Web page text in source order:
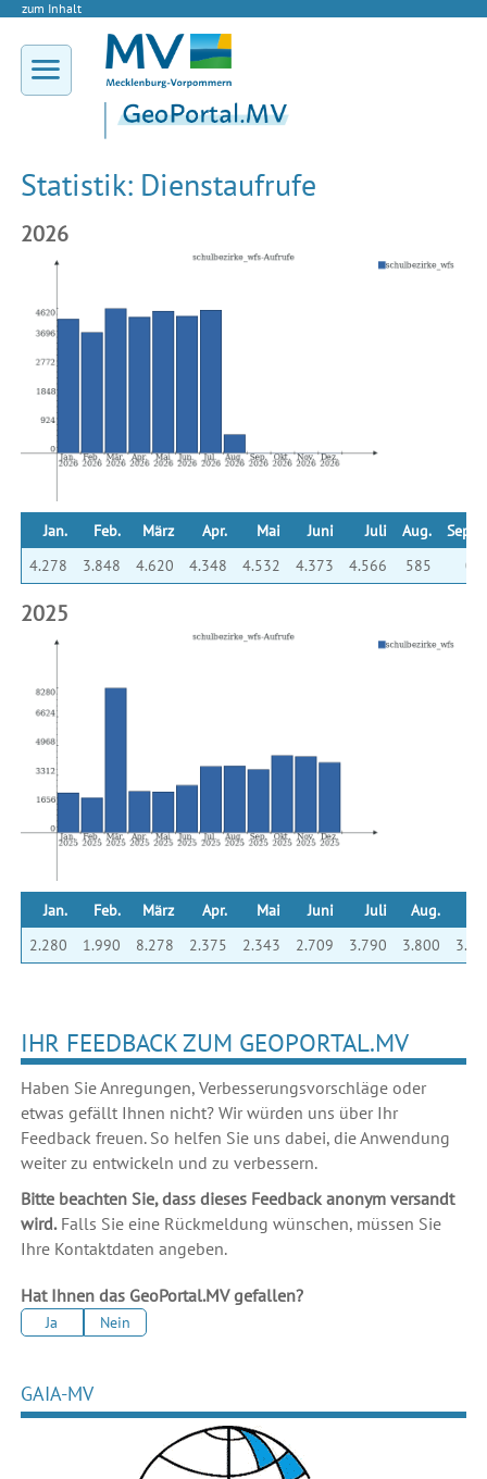
zum Inhalt
Statistik: Dienstaufrufe
2026
Jan. Feb. März Apr. Mai Juni Juli Aug.
Sep.
4.278
3.848 4.620 4.348 4.532 4.373 4.566 585 0
2025
Jan. Feb. März Apr. Mai Juni Juli Aug.
2.280
1.990 8.278 2.375 2.343 2.709 3.790 3.800
IHR FEEDBACK ZUM GEOPORTAL.MV
Haben Sie Anregungen, Verbesserungsvorschläge oder
etwas gefällt Ihnen nicht? Wir würden uns über Ihr
Feedback freuen. So helfen Sie uns dabei, die Anwendung
weiter zu entwickeln und zu verbessern.
Bitte beachten Sie, dass dieses Feedback anonym versandt
wird.Falls Sie eine Rückmeldung wünschen, müssen Sie
Ihre Kontaktdaten angeben.
Hat Ihnen das GeoPortal.MV gefallen?
Ja Nein
GAIA-MV